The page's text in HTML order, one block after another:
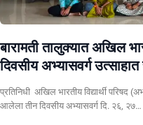
बारामती तालुक्यात अखिल
दिवसीय अभ्यासवर्ग
प्रतिनिधी अखिल भारतीय विद्यार्थी परिषद
आलेला तीन दिवसीय अभ्यासवर्ग दि. २६, २७…